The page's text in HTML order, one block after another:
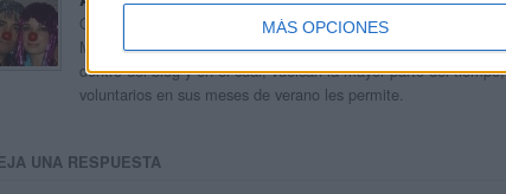
MÁS OPCIONES
Orientación Andújar no es solo un blog, es la apuesta personal
Maribel, que además de ser pareja, son los encargados de los
dentro del blog y en el cual, vuelcan la mayor parte del
voluntarios en sus meses de verano les permite.
UNA RESPUESTA